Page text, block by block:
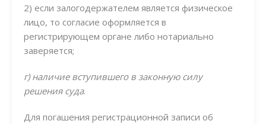
2) если залогодержателем является физическое
лицо, то согласие оформляется в
регистрирующем органе либо нотариально
заверяется;
г) наличие вступившего в законную силу
решения суда.
Для погашения регистрационной записи об